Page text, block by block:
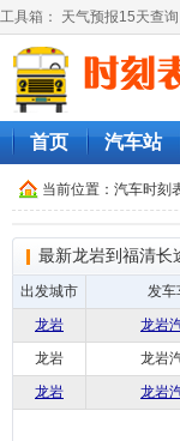
工具箱： 天气预报15天查询
首页 汽车站
当前位置： 汽车时刻
最新龙岩到福清长
出发城市 发车
龙岩
龙岩
龙岩
龙岩
龙岩
龙岩